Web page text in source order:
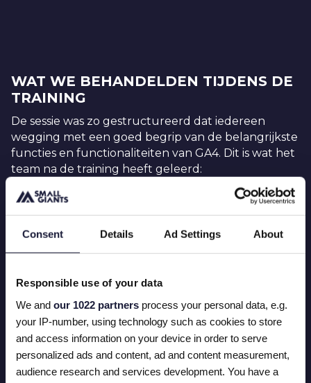
Consent Details Ad Settings About
Responsible use of your data
We and our 1022 partners process your personal data, e.g.
your IP-number, using technology such as cookies to store
and access information on your device in order to serve
personalized ads and content, ad and content measurement,
audience research and services development. You have a
WAT WE BEHANDELDEN TIJDENS DE
TRAINING
De sessie was zo gestructureerd dat iedereen
wegging met een goed begrip van de belangrijkste
functies en functionaliteiten van GA4. Dit is wat het
team na de training heeft geleerd:
Het verschil begrijpen tussen Universal
Analytics en GA4: We legden de belangrijkste
verschillen tussen de twee platforms uit, met de
gegevensverzameling,
gebaseerde tracking
interface en hielpen het team zich op hun
gemak te voelen met de indeling van GA4 en
waar ze de functies en rapporten kunnen vinden
die ze nodig hebben.